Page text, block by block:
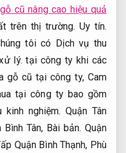
cũ nâng cao hiệu quả
trên thị trường. Uy tín.
tôi có Dịch vụ thu
lý. tại công ty khi các
gỗ cũ tại công ty, Cam
tại công ty bao gồm
nghiệm. Quận Tân
Bình Tân, Bài bản. Quận
Quận Bình Thạnh, Phù